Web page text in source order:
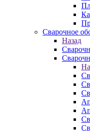
Сварочное
Назад